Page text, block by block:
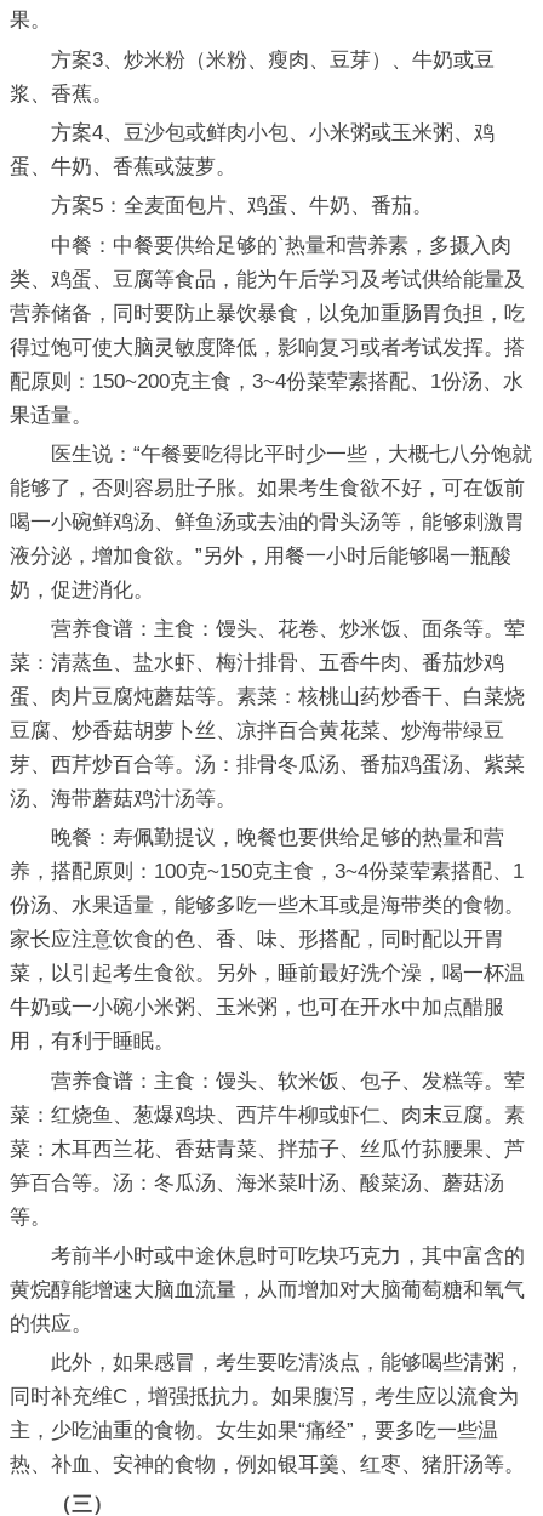
果。
方案3、炒米粉（米粉、瘦肉、豆芽）、牛奶或豆
浆、香蕉。
方案4、豆沙包或鲜肉小包、小米粥或玉米粥、鸡
蛋、牛奶、香蕉或菠萝。
方案5：全麦面包片、鸡蛋、牛奶、番茄。
中餐：中餐要供给足够的`热量和营养素，多摄入肉
类、鸡蛋、豆腐等食品，能为午后学习及考试供给能量及
营养储备，同时要防止暴饮暴食，以免加重肠胃负担，吃
得过饱可使大脑灵敏度降低，影响复习或者考试发挥。搭
配原则：150~200克主食，3~4份菜荤素搭配、1份汤、水
果适量。
医生说：“午餐要吃得比平时少一些，大概七八分饱就
能够了，否则容易肚子胀。如果考生食欲不好，可在饭前
喝一小碗鲜鸡汤、鲜鱼汤或去油的骨头汤等，能够刺激胃
液分泌，增加食欲。”另外，用餐一小时后能够喝一瓶酸
奶，促进消化。
营养食谱：主食：馒头、花卷、炒米饭、面条等。荤
菜：清蒸鱼、盐水虾、梅汁排骨、五香牛肉、番茄炒鸡
蛋、肉片豆腐炖蘑菇等。素菜：核桃山药炒香干、白菜烧
豆腐、炒香菇胡萝卜丝、凉拌百合黄花菜、炒海带绿豆
芽、西芹炒百合等。汤：排骨冬瓜汤、番茄鸡蛋汤、紫菜
汤、海带蘑菇鸡汁汤等。
晚餐：寿佩勤提议，晚餐也要供给足够的热量和营
养，搭配原则：100克~150克主食，3~4份菜荤素搭配、1
份汤、水果适量，能够多吃一些木耳或是海带类的食物。
家长应注意饮食的色、香、味、形搭配，同时配以开胃
菜，以引起考生食欲。另外，睡前最好洗个澡，喝一杯温
牛奶或一小碗小米粥、玉米粥，也可在开水中加点醋服
用，有利于睡眠。
营养食谱：主食：馒头、软米饭、包子、发糕等。荤
菜：红烧鱼、葱爆鸡块、西芹牛柳或虾仁、肉末豆腐。素
菜：木耳西兰花、香菇青菜、拌茄子、丝瓜竹荪腰果、芦
笋百合等。汤：冬瓜汤、海米菜叶汤、酸菜汤、蘑菇汤
等。
考前半小时或中途休息时可吃块巧克力，其中富含的
黄烷醇能增速大脑血流量，从而增加对大脑葡萄糖和氧气
的供应。
此外，如果感冒，考生要吃清淡点，能够喝些清粥，
同时补充维C，增强抵抗力。如果腹泻，考生应以流食为
主，少吃油重的食物。女生如果“痛经”，要多吃一些温
热、补血、安神的食物，例如银耳羹、红枣、猪肝汤等。
（三）